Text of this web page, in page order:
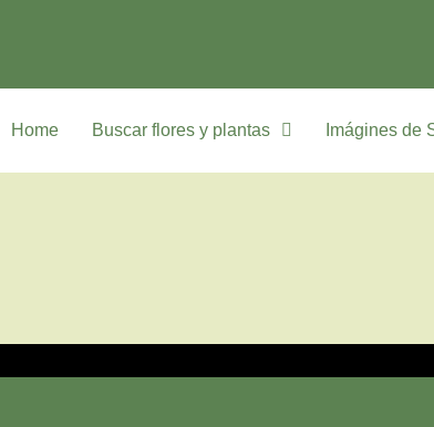
Home Buscar flores y plantas Imágines de